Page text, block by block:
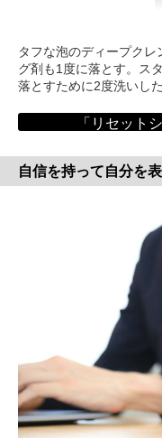
タフな泡のディープク
グ剤も1度に落とす。ス
落とすために2度洗いし
「リセット
自信を持って自分を